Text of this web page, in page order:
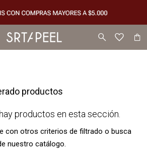
productos
productos en esta sección.
con otros criterios de filtrado o busca
nuestro catálogo.